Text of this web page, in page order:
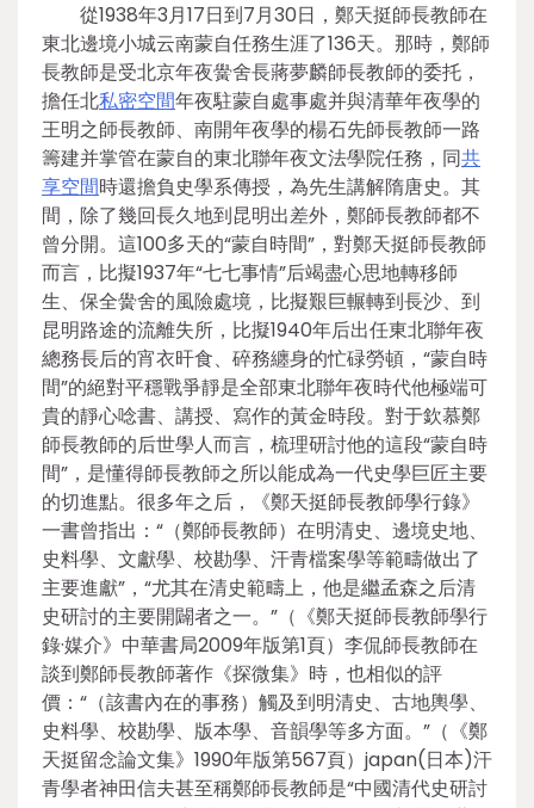
從1938年3月17日到7月30日，鄭天挺師長教師在
東北邊境小城云南蒙自任務生涯了136天。那時，鄭師
長教師是受北京年夜黌舍長蔣夢麟師長教師的委托，
擔任北私密空間年夜駐蒙自處事處并與清華年夜學的
王明之師長教師、南開年夜學的楊石先師長教師一路
籌建并掌管在蒙自的東北聯年夜文法學院任務，同共
享空間時還擔負史學系傳授，為先生講解隋唐史。其
間，除了幾回長久地到昆明出差外，鄭師長教師都不
曾分開。這100多天的“蒙自時間”，對鄭天挺師長教師
而言，比擬1937年“七七事情”后竭盡心思地轉移師
生、保全黌舍的風險處境，比擬艱巨輾轉到長沙、到
昆明路途的流離失所，比擬1940年后出任東北聯年夜
總務長后的宵衣旰食、碎務纏身的忙碌勞頓，“蒙自時
間”的絕對平穩戰爭靜是全部東北聯年夜時代他極端可
貴的靜心唸書、講授、寫作的黃金時段。對于欽慕鄭
師長教師的后世學人而言，梳理研討他的這段“蒙自時
間”，是懂得師長教師之所以能成為一代史學巨匠主要
的切進點。很多年之后，《鄭天挺師長教師學行錄》
一書曾指出：“（鄭師長教師）在明清史、邊境史地、
史料學、文獻學、校勘學、汗青檔案學等範疇做出了
主要進獻”，“尤其在清史範疇上，他是繼孟森之后清
史研討的主要開闢者之一。”（《鄭天挺師長教師學行
錄·媒介》中華書局2009年版第1頁）李侃師長教師在
談到鄭師長教師著作《探微集》時，也相似的評
價：“（該書內在的事務）觸及到明清史、古地輿學、
史料學、校勘學、版本學、音韻學等多方面。”（《鄭
天挺留念論文集》1990年版第567頁）japan(日本)汗
青學者神田信夫甚至稱鄭師長教師是“中國清代史研討